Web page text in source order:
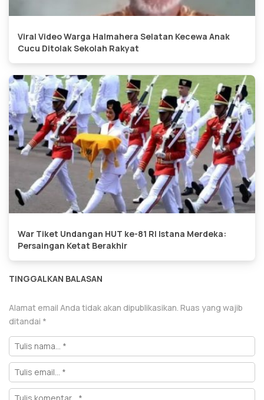
Viral Video Warga Halmahera Selatan Kecewa Anak
Cucu Ditolak Sekolah Rakyat
War Tiket Undangan HUT ke-81 RI Istana Merdeka:
Persaingan Ketat Berakhir
TINGGALKAN BALASAN
Alamat email Anda tidak akan dipublikasikan. Ruas yang wajib
ditandai *